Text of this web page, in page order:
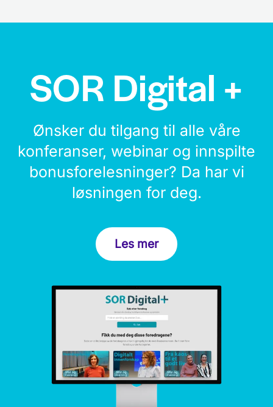
SOR Digital +
Ønsker du tilgang til alle våre
konferanser, webinar og innspilte
bonusforelesninger? Da har vi
løsningen for deg.
Les mer